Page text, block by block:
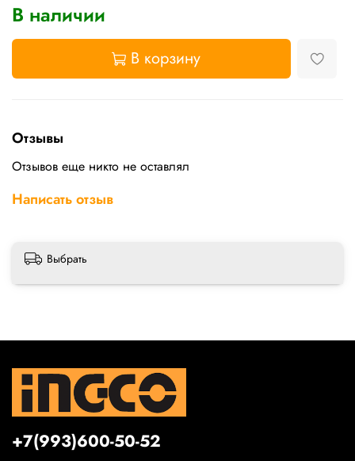
В наличии
В корзину
Отзывы
Отзывов еще никто не оставлял
Написать отзыв
Выбрать
+7(993)600-50-52